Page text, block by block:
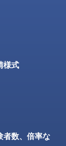
様式
者数、倍率な